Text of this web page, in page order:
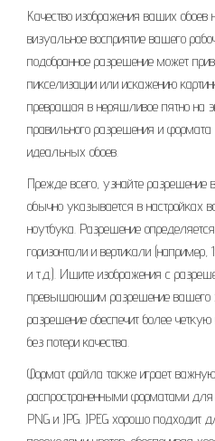
Качество изображения ваших
визуальное восприятие вашего
подобранное разрешение может
пикселизации или искажению
превращая в неряшливое пятно на
правильного разрешения и
идеальных обоев.
Прежде всего, узнайте разрешение
обычно указывается в настройках
ноутбука. Разрешение
горизонтали и вертикали (например,
и т.д.). Ищите изображения с
превышающим разрешение вашего
разрешение обеспечит более
без потери качества.
Формат файла также играет
распространенными форматами
PNG и JPG. JPEG хорошо